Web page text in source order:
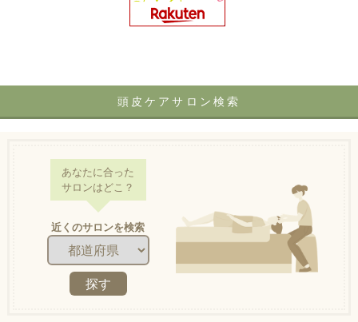
頭皮ケアサロン検索
あなたに合った
サロンはどこ？
近くのサロンを検索